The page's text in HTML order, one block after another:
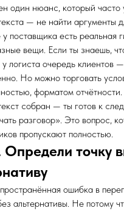
один нюанс, который часто
— не найти аргументы
у поставщика есть реальная
вещи. Если ты знаешь,
у логиста очередь клиентов
Но можно торговать
форматом отчётности.
собран — ты готов к
разговор». Это вопрос,
пропускают полностью.
точку
ошибка в
альтернативы. Не потому